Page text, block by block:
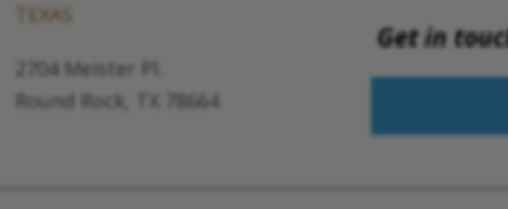
TEXAS
2704 Meister Pl.
Round Rock, TX 78664
Get in